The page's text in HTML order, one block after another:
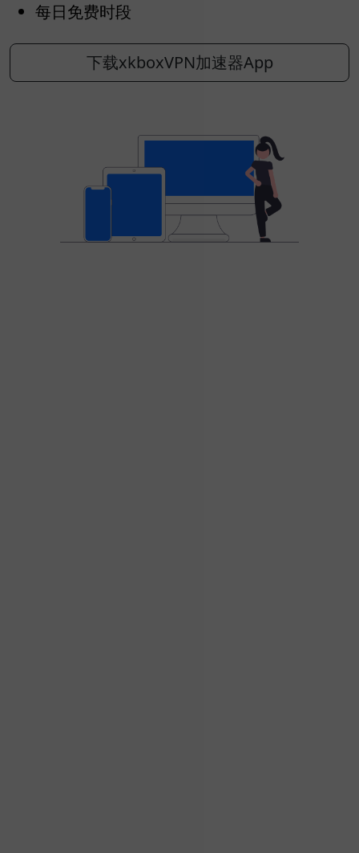
每日免费时段
下载xkboxVPN加速器App